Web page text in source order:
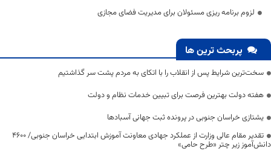
لزوم برنامه ریزی مسئولان برای مدیریت فضای مجازی
پربحث ترین ها
سخت‌ترین شرایط پس از انقلاب را با اتکای به مردم پشت سر گذاشتیم
هفته دولت بهترین فرصت برای تبیین خدمات نظام و دولت
یشتازی خراسان جنوبی در پرونده ثبت جهانی آسبادها
تقدیر مقام عالی وزارت از عملکرد جهادی معاونت آموزش ابتدایی خراسان جنوبی/ ۴۶۰۰
دانش‌آموز زیر چتر «طرح حامی»